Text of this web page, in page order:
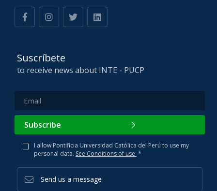
Suscríbete
to receive news about INTE - PUCP
Subscribe
I allow Pontificia Universidad Católica del Perú to use my
personal data. See Conditions of use *
Send us a message